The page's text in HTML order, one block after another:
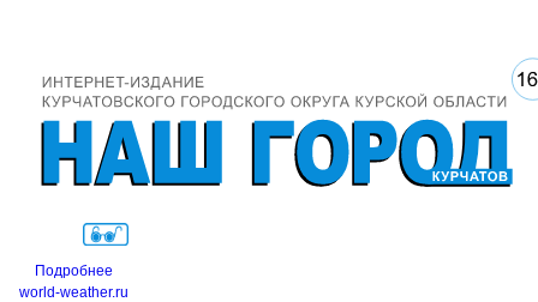
Подробнее
world-weather.ru